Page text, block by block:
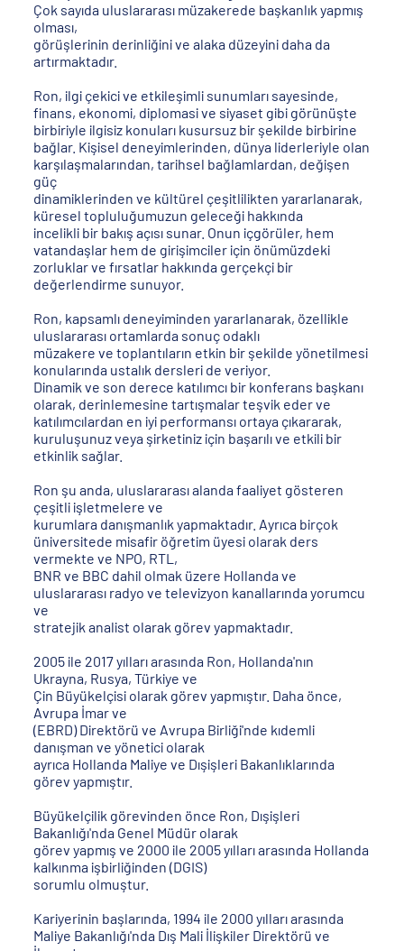
Çok sayıda uluslararası müzakerede başkanlık yapmış
olması,
görüşlerinin derinliğini ve alaka düzeyini daha da
artırmaktadır.
Ron, ilgi çekici ve etkileşimli sunumları sayesinde,
finans, ekonomi, diplomasi ve siyaset gibi görünüşte
birbiriyle ilgisiz konuları kusursuz bir şekilde birbirine
bağlar. Kişisel deneyimlerinden, dünya liderleriyle olan
karşılaşmalarından, tarihsel bağlamlardan, değişen
güç
dinamiklerinden ve kültürel çeşitlilikten yararlanarak,
küresel topluluğumuzun geleceği hakkında
incelikli bir bakış açısı sunar. Onun içgörüler, hem
vatandaşlar hem de girişimciler için önümüzdeki
zorluklar ve fırsatlar hakkında gerçekçi bir
değerlendirme sunuyor.
Ron, kapsamlı deneyiminden yararlanarak, özellikle
uluslararası ortamlarda sonuç odaklı
müzakere ve toplantıların etkin bir şekilde yönetilmesi
konularında ustalık dersleri de veriyor.
Dinamik ve son derece katılımcı bir konferans başkanı
olarak, derinlemesine tartışmalar teşvik eder ve
katılımcılardan en iyi performansı ortaya çıkararak,
kuruluşunuz veya şirketiniz için başarılı ve etkili bir
etkinlik sağlar.
Ron şu anda, uluslararası alanda faaliyet gösteren
çeşitli işletmelere ve
kurumlara danışmanlık yapmaktadır. Ayrıca birçok
üniversitede misafir öğretim üyesi olarak ders
vermekte ve NPO, RTL,
BNR ve BBC dahil olmak üzere Hollanda ve
uluslararası radyo ve televizyon kanallarında yorumcu
ve
stratejik analist olarak görev yapmaktadır.
2005 ile 2017 yılları arasında Ron, Hollanda'nın
Ukrayna, Rusya, Türkiye ve
Çin Büyükelçisi olarak görev yapmıştır. Daha önce,
Avrupa İmar ve
(EBRD) Direktörü ve Avrupa Birliği'nde kıdemli
danışman ve yönetici olarak
ayrıca Hollanda Maliye ve Dışişleri Bakanlıklarında
görev yapmıştır.
Büyükelçilik görevinden önce Ron, Dışişleri
Bakanlığı'nda Genel Müdür olarak
görev yapmış ve 2000 ile 2005 yılları arasında Hollanda
kalkınma işbirliğinden (DGIS)
sorumlu olmuştur.
Kariyerinin başlarında, 1994 ile 2000 yılları arasında
Maliye Bakanlığı'nda Dış Mali İlişkiler Direktörü ve